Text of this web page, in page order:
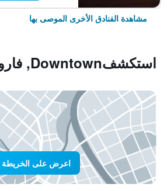
مشاهدة الفنادق الأخرى الموصى بها
استكشفDowntown, فارو
اعرض على الخريطة